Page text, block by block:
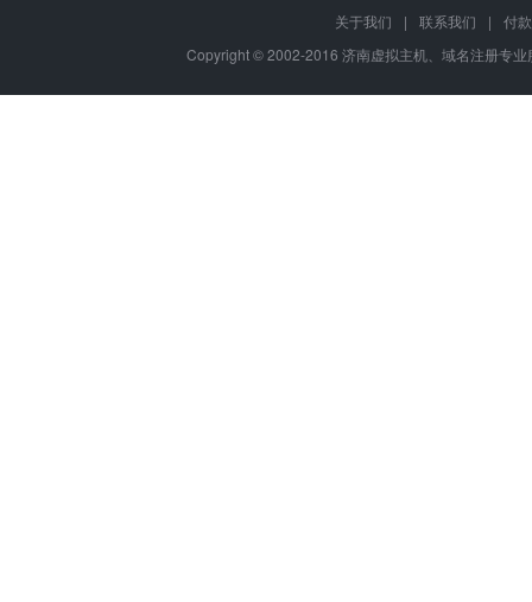
关于我们 | 联系我们 |
付
Copyright © 2002-2016 济南虚拟主机、域名注册专